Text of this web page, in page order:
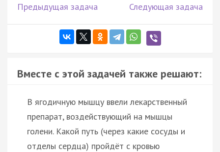
Предыдущая задача Следующая задача
Вместе с этой задачей также решают:
В ягодичную мышцу ввели лекарственный
препарат, воздействующий на мышцы
голени. Какой путь (через какие сосуды и
отделы сердца) пройдёт с кровью